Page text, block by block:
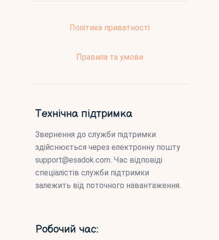
Політика приватності
Правила та умови
Технічна підтримка
Звернення до служби підтримки
здійснюється через електронну пошту
support@esadok.com . Час відповіді
спеціалістів служби підтримки
залежить від поточного навантаження.
Робочий час: